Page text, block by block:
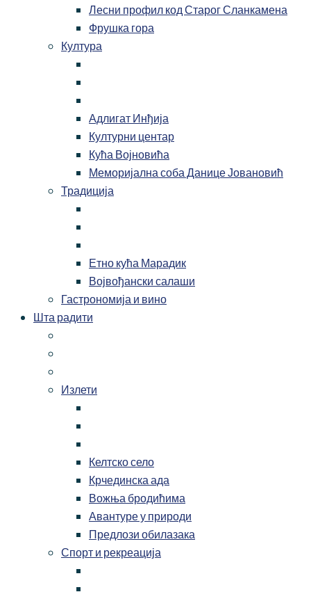
Лесни профил код Старог Сланкамена
Фрушка гора
Култура
Адлигат Инђија
Културни центар
Кућа Војновића
Меморијална соба Данице Јовановић
Традиција
Етно кућа Марадик
Војвођански салаши
Гастрономија и вино
Шта радити
Излети
Келтско село
Крчединска ада
Вожња бродићима
Авантуре у природи
Предлози обилазака
Спорт и рекреација